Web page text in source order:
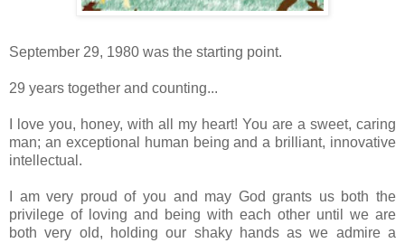
September 29, 1980 was the starting point.
29 years together and counting...
I love you, honey, with all my heart! You are a sweet, caring
man; an exceptional human being and a brilliant, innovative
intellectual.
I am very proud of you and may God grants us both the
privilege of loving and being with each other until we are
both very old, holding our shaky hands as we admire a